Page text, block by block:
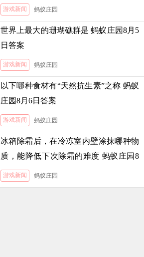
霜的难度
游戏新闻 蚂蚁庄园
世界上最大的珊瑚礁群是 蚂蚁庄园8月5
日答案
游戏新闻 蚂蚁庄园
以下哪种食材有“天然抗生素”之称 蚂蚁
庄园8月6日答案
游戏新闻 蚂蚁庄园
冰箱除霜后，在冷冻室内壁涂抹哪种物
质，能降低下次除霜的难度 蚂蚁庄园8
月5日答案
游戏新闻 蚂蚁庄园